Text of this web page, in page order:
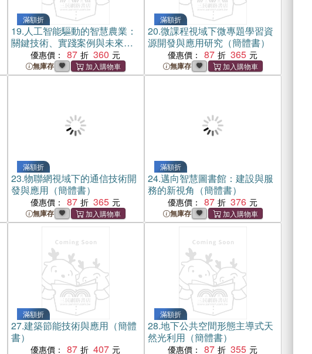
滿額折
19.人工智能驅動的智慧農業：
關鍵技術、實踐案例與未來趨
勢（簡體書）
優惠價： 87 360
無庫存
滿額折
20.微課程視域下微專題學習資
源開發與應用研究（簡體書）
優惠價： 87 365
無庫存
滿額折
23.物聯網視域下的通信技術開
發與應用（簡體書）
優惠價： 87 365
無庫存
滿額折
24.邁向智慧圖書館：建設與服
務的新視角（簡體書）
優惠價： 87 376
無庫存
滿額折
27.建築節能技術與應用（簡體
書）
優惠價： 87 407
滿額折
28.地下公共空間形態主導式天
然光利用（簡體書）
優惠價： 87 355